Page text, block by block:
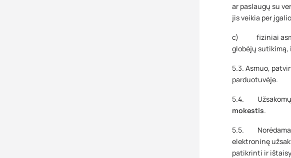
ar paslaugų su
jis veikia per
c) fiziniai
globėjų sutikimą,
5.3. Asmuo,
parduotuvėje.
5.4. Užsakomų
mokestis.
5.5. Norėdamas
elektroninę
patikrinti ir